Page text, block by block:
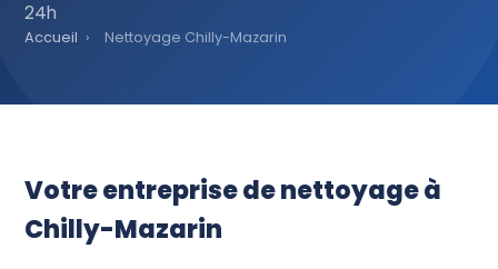
Recrutement
Devis Gratuit
24h
Accueil › Nettoyage Chilly-Mazarin
Votre entreprise de nettoyage à
Chilly-Mazarin